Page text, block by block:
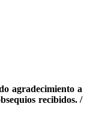
agradecimiento a
recibidos. /